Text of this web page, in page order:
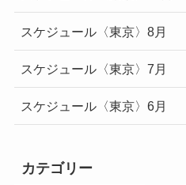
スケジュール〈東京〉8月
スケジュール〈東京〉7月
スケジュール〈東京〉6月
カテゴリー